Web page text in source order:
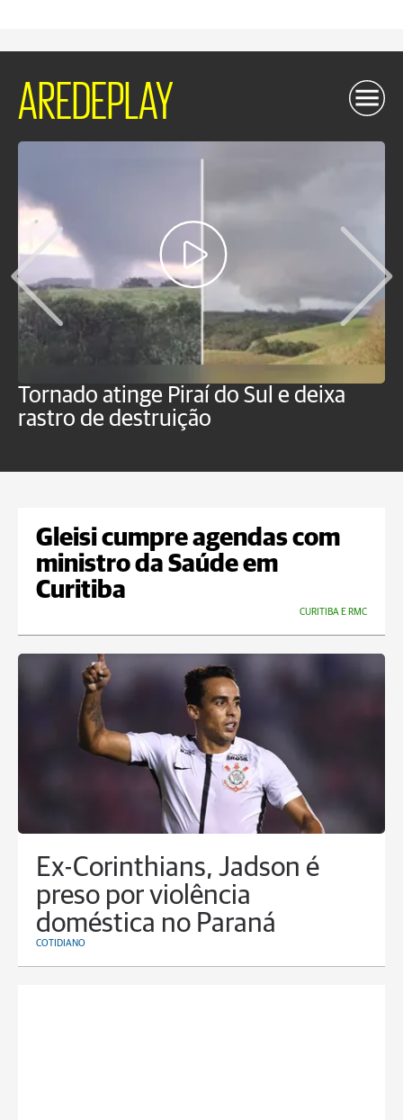
AREDEPLAY
Tornado atinge Piraí do Sul e deixa
rastro de destruição
Gleisi cumpre agendas com
ministro da Saúde em
Curitiba
CURITIBA E RMC
Ex-Corinthians, Jadson é
preso por violência
doméstica no Paraná
COTIDIANO